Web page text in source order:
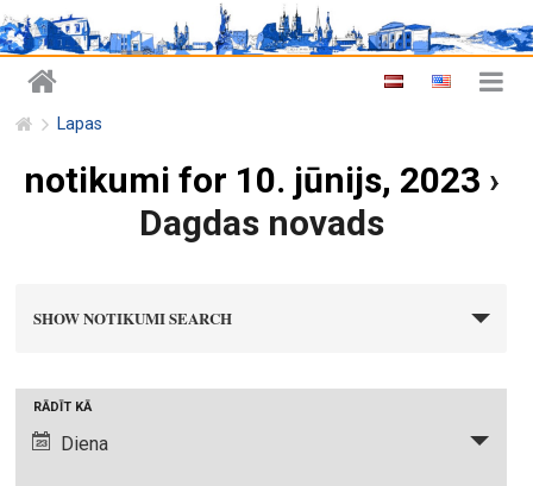
Lapas
notikumi for 10. jūnijs, 2023 ›
Dagdas novads
i
SHOW NOTIKUMI SEARCH
RĀDĪT KĀ
Diena